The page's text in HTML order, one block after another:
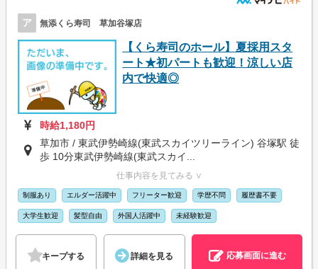
ア 無添くら寿司 草加谷塚店
【くら寿司のホール】夏採用スタ
ート★初パートも歓迎！涼しい店
内で快適◎
時給1,180円
草加市 / 東武伊勢崎線(東武スカイツリーライン) 谷塚駅 徒
歩 10分東武伊勢崎線(東武スカイ...
仕事内容を見てみる ∨
制服あり エルダー活躍中 フリーター歓迎 学歴不問 履歴書不要
大学生歓迎 髪型自由 外国人活躍中 未経験歓迎
キープする 詳細を見る 応募画面に進む